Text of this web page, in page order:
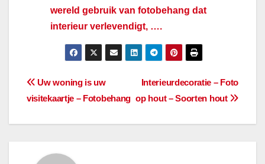
wereld gebruik van fotobehang dat
interieur verlevendigt, ….
Bericht
navigatie
Interieurdecoratie – Foto
op hout – Soorten hout
Uw woning is uw
visitekaartje – Fotobehang